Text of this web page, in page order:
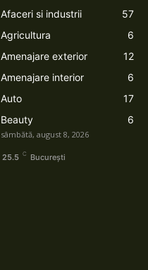
Afaceri si industrii
57
Agricultura
6
Amenajare exterior
12
Amenajare interior
6
Auto
17
Beauty
6
sâmbătă, august 8, 2026
25.5 C București